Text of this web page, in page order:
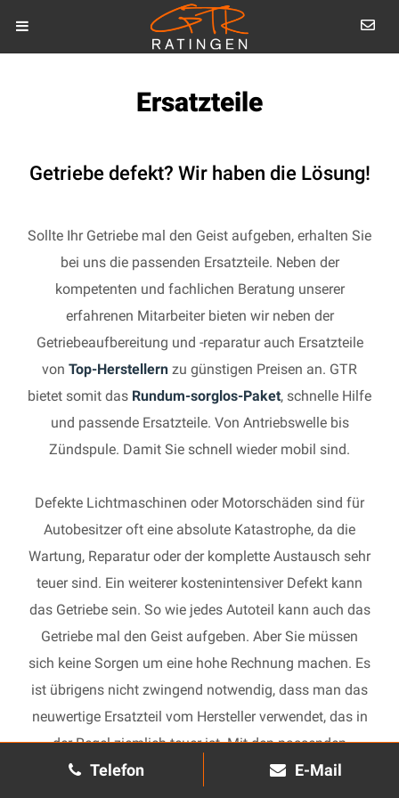
Telefon E-Mail
Ersatzteile
Getriebe defekt? Wir haben die Lösung!
Sollte Ihr Getriebe mal den Geist aufgeben, erhalten Sie
bei uns die passenden Ersatzteile. Neben der
kompetenten und fachlichen Beratung unserer
erfahrenen Mitarbeiter bieten wir neben der
Getriebeaufbereitung und -reparatur auch Ersatzteile
von Top-Herstellern zu günstigen Preisen an. GTR
bietet somit das Rundum-sorglos-Paket, schnelle Hilfe
und passende Ersatzteile. Von Antriebswelle bis
Zündspule. Damit Sie schnell wieder mobil sind.
Defekte Lichtmaschinen oder Motorschäden sind für
Autobesitzer oft eine absolute Katastrophe, da die
Wartung, Reparatur oder der komplette Austausch sehr
teuer sind. Ein weiterer kostenintensiver Defekt kann
das Getriebe sein. So wie jedes Autoteil kann auch das
Getriebe mal den Geist aufgeben. Aber Sie müssen
sich keine Sorgen um eine hohe Rechnung machen. Es
ist übrigens nicht zwingend notwendig, dass man das
neuwertige Ersatzteil vom Hersteller verwendet, das in
der Regel ziemlich teuer ist. Mit den passenden
Ersatzteilen kann jedes gebrauchte Getriebe schnell